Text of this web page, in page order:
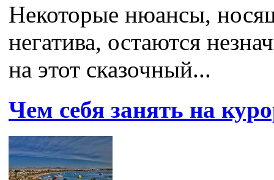
Некоторые нюансы,
негатива, остаются
на этот сказочный...
Чем себя занять на